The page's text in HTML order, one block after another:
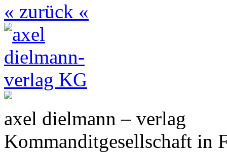
« zurück «
axel dielmann – verlag
Kommanditgesellschaft in